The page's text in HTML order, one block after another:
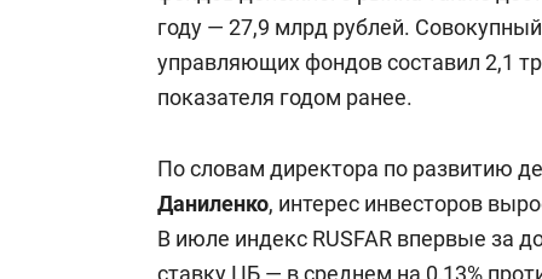
году — 27,9 млрд рублей.
управляющих фондов составил 2,1
показателя годом ранее.
По словам директора по развитию
Даниленко, интерес инвесторов
В июле индекс RUSFAR впервые за
ставку ЦБ — в среднем на 0,13%